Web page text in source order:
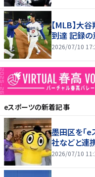
【MLB】大
到達 記録の
2026/07/10
eスポーツの新着記事
墨田区を「e
社などと連
2026/07/10